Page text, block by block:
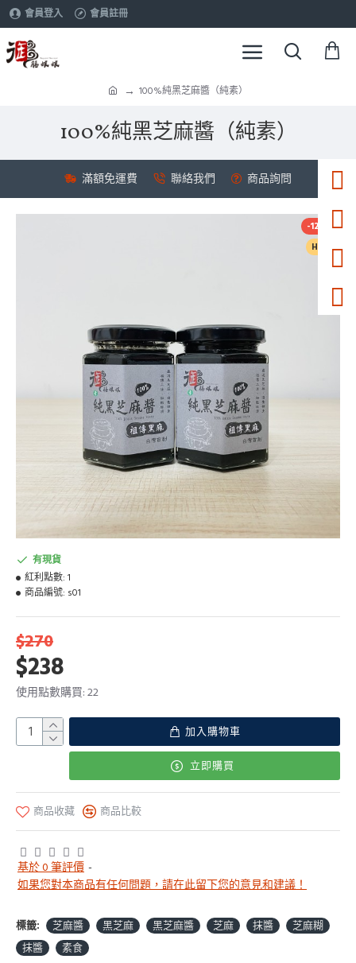
會員登入 會員註冊
100%純黑芝麻醬（純素）
100%純黑芝麻醬（純素）
滿額免運費 聯絡我們 商品詢問
HOT
-12 %
基於 0 筆評價 -
如果您對本商品有任何問題，請在此留下您的意見和建議！
$238
$270
使用點數購買: 22
有現貨
紅利點數: 1
商品編號: s01
加入購物車
立即購買
商品收藏 商品比較
標籤: 芝麻醬 黑芝麻 黑芝麻醬 芝麻 抹醬
芝麻糊
抹醬
素食